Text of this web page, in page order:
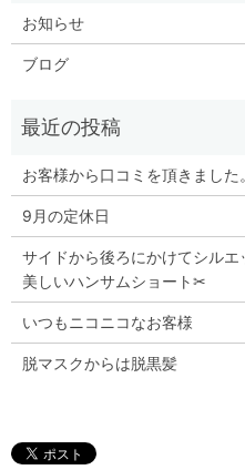
お知らせ
ブログ
お客様から口コミを頂きました。
9月の定休日
サイドから後ろにかけてシルエ
美しいハンサムショート✂︎
いつもニコニコなお客様
脱マスクからは脱黒髪